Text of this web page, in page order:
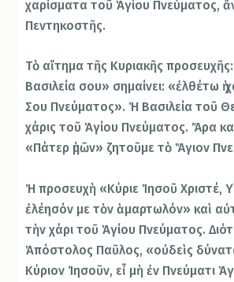
χαρίσματα τοῦ Ἁγίου Πνεύματος,
Πεντηκοστῆς.
Τὸ αἴτημα τῆς Κυριακῆς προσευχῆς:
Βασιλεία σου» σημαίνει: «ἐλθέτω ἡ
Σου Πνεύματος». Ἡ Βασιλεία τοῦ
χάρις τοῦ Ἁγίου Πνεύματος. Ἄρα
«Πάτερ ἡμῶν» ζητοῦμε τὸ Ἅγιον
Ἡ προσευχὴ «Κύριε Ἰησοῦ Χριστέ,
ἐλέησόν με τὸν ἁμαρτωλόν» καὶ
τὴν χάρι τοῦ Ἁγίου Πνεύματος.
Ἀπόστολος Παῦλος, «οὐδεὶς
Κύριον Ἰησοῦν, εἶ μὴ ἐν Πνεύματι